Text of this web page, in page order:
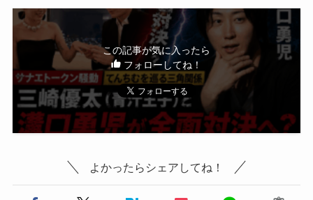
この記事が気に入ったら
フォローしてね！
よかったらシェアしてね！